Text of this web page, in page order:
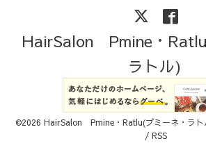
HairSalon Pmine・
ラトル)
©2026 HairSalon Pmine・Ratlu(プミーネ・ラト
/ RSS